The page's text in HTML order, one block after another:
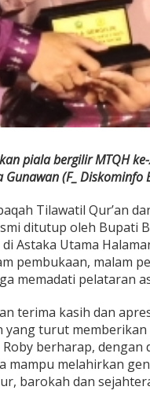
piala bergilir MTQH
(F_ Diskominfo
Tilawatil Qur’an
ditutup oleh Bupati
Astaka Utama
pembukaan, malam
memadati pelataran
terima kasih dan
turut memberikan
berharap, dengan
mampu melahirkan
barokah dan